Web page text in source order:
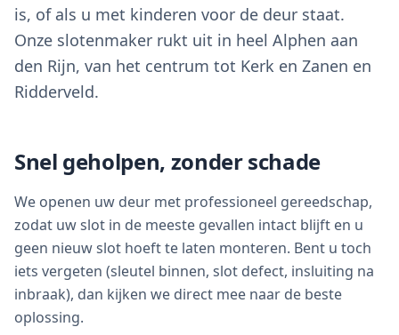
is, of als u met kinderen voor de deur staat.
Onze slotenmaker rukt uit in heel Alphen aan
den Rijn, van het centrum tot Kerk en Zanen en
Ridderveld.
Snel geholpen, zonder schade
We openen uw deur met professioneel gereedschap,
zodat uw slot in de meeste gevallen intact blijft en u
geen nieuw slot hoeft te laten monteren. Bent u toch
iets vergeten (sleutel binnen, slot defect, insluiting na
inbraak), dan kijken we direct mee naar de beste
oplossing.